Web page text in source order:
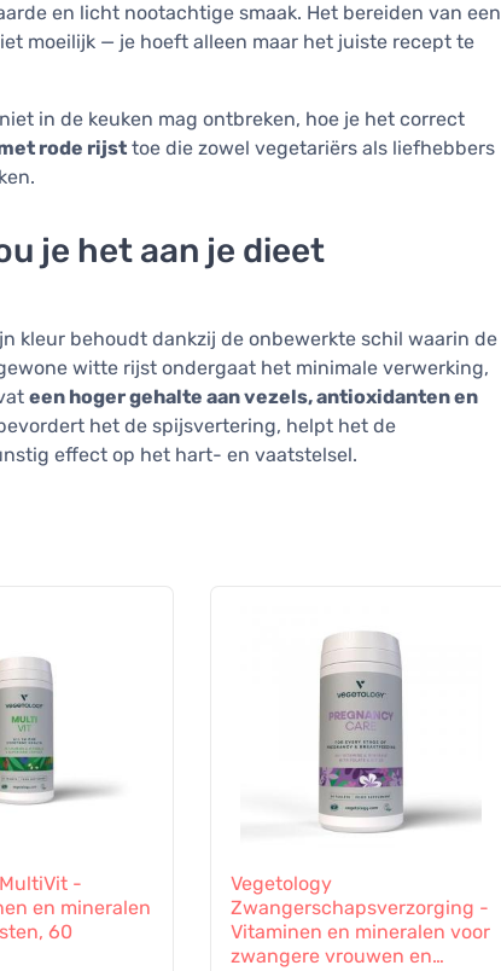
en licht nootachtige smaak. Het bereiden van een
moeilijk — je hoeft alleen maar het juiste recept te
in de keuken mag ontbreken, hoe je het correct
rode rijst toe die zowel vegetariërs als liefhebbers
je het aan je dieet
kleur behoudt dankzij de onbewerkte schil waarin de
witte rijst ondergaat het minimale verwerking,
een hoger gehalte aan vezels, antioxidanten en
het de spijsvertering, helpt het de
effect op het hart- en vaatstelsel.
-
en mineralen
60
Vegetology
Zwangerschapsverzorging -
Vitaminen en mineralen voor
zwangere vrouwen en